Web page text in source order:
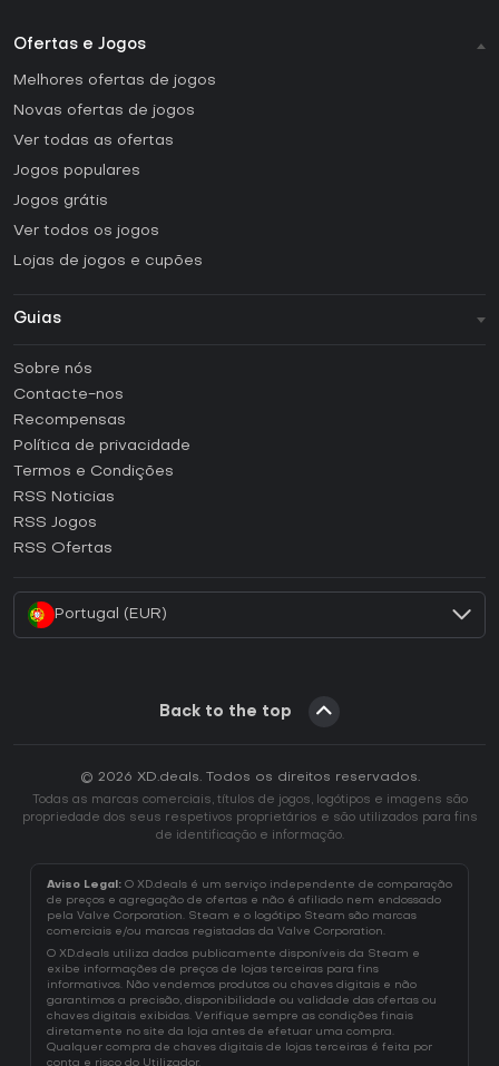
Ofertas e Jogos
Melhores ofertas de jogos
Novas ofertas de jogos
Ver todas as ofertas
Jogos populares
Jogos grátis
Ver todos os jogos
Lojas de jogos e cupões
Guias
Como ativar uma CD Key Steam?
Como ativar uma CD Key Epic Games?
Como ativar uma CD Key GOG?
Como ativar uma CD Key Ubisoft Connect?
Sobre nós
Contacte-nos
Recompensas
Política de privacidade
Termos e Condições
RSS Noticias
RSS Jogos
RSS Ofertas
Portugal (EUR)
Back to the top
© 2026 XD.deals. Todos os direitos reservados.
Todas as marcas comerciais, títulos de jogos, logótipos e imagens são
propriedade dos seus respetivos proprietários e são utilizados para fins
de identificação e informação.
Aviso Legal: O XD.deals é um serviço independente de comparação
de preços e agregação de ofertas e não é afiliado nem endossado
pela Valve Corporation. Steam e o logótipo Steam são marcas
comerciais e/ou marcas registadas da Valve Corporation.
O XD.deals utiliza dados publicamente disponíveis da Steam e
exibe informações de preços de lojas terceiras para fins
informativos. Não vendemos produtos ou chaves digitais e não
garantimos a precisão, disponibilidade ou validade das ofertas ou
chaves digitais exibidas. Verifique sempre as condições finais
diretamente no site da loja antes de efetuar uma compra.
Qualquer compra de chaves digitais de lojas terceiras é feita por
conta e risco do Utilizador.